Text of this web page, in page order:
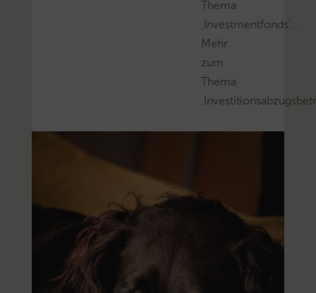
Thema
‚Investmentfonds’…
Mehr
zum
Thema